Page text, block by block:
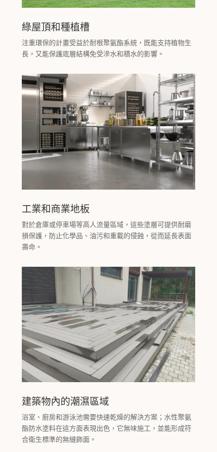
綠屋頂和種植槽
注重環保的計畫受益於耐根聚氨酯系統，既能支持植物生
長，又能保護底層結構免受滲水和積水的影響。
工業和商業地板
對於倉庫或停車場等高人流量區域，這些塗層可提供耐磨
損保護，防止化學品、油污和重載的侵蝕，從而延長表面
壽命。
建築物內的潮濕區域
浴室、廚房和游泳池需要快速乾燥的解決方案；水性聚氨
酯防水塗料在這方面表現出色，它無味施工，並能形成符
合衛生標準的無縫飾面。